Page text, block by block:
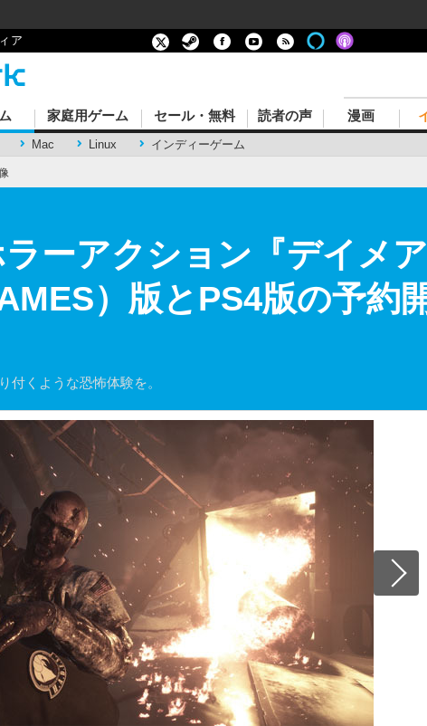
ア
Mac Linux インディーゲーム
家庭用ゲーム セール・無料 読者の声 漫画
ーアクション『デイメア
）版とPS4版の予約
付くような恐怖体験を。